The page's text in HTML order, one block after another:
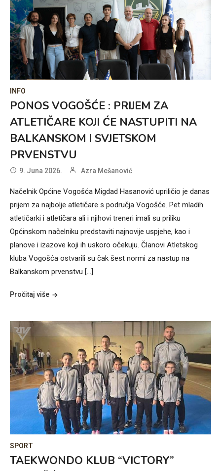
INFO
PONOS VOGOŠĆE : PRIJEM ZA
ATLETIČARE KOJI ĆE NASTUPITI NA
BALKANSKOM I SVJETSKOM
PRVENSTVU
9. Juna 2026. Azra Mešanović
Načelnik Općine Vogošća Migdad Hasanović upriličio je danas
prijem za najbolje atletičare s područja Vogošće. Pet mladih
atletičarki i atletičara ali i njihovi treneri imali su priliku
Općinskom načelniku predstaviti najnovije uspjehe, kao i
planove i izazove koji ih uskoro očekuju. Članovi Atletskog
kluba Vogošća ostvarili su čak šest normi za nastup na
Balkanskom prvenstvu […]
Pročitaj više
SPORT
TAEKWONDO KLUB “VICTORY”